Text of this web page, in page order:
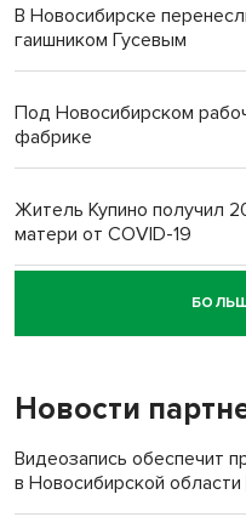
В Новосибирске
гаишником Гусевым
Под Новосибирском
фабрике
Житель Купино получил
матери от COVID-19
Новосибирский суд
пенсионерки на вокзале
Новости
Видеозапись обеспечит
в Новосибирской области